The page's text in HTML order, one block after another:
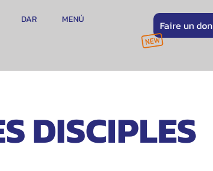
DAR MENÚ Faire un don
DISCIPLES